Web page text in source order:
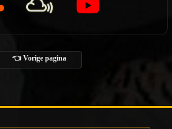
👈 Vorige pagina